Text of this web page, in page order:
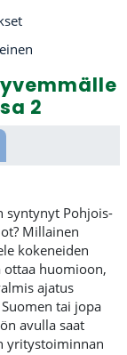
2
syntynyt Pohjois-
Millainen
kokeneiden
huomioon,
ajatus
tai jopa
avulla saat
yritystoiminnan